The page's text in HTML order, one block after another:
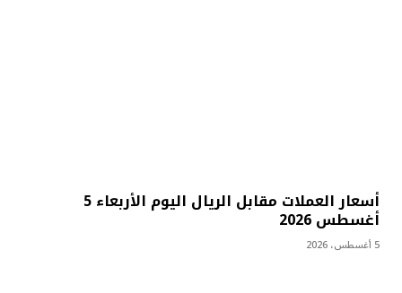
أسعار العملات مقابل الريال اليوم الأربعاء 5
أغسطس 2026
5 أغسطس، 2026